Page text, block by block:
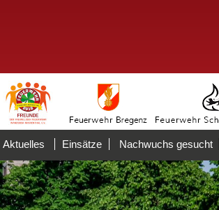
Aktuelles Einsätze Nachwuchs gesucht